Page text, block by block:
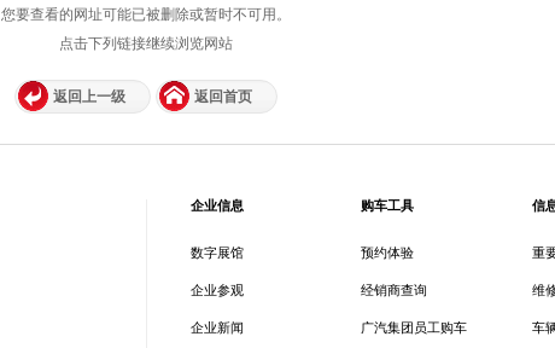
您要查看的网址可能已被删除或暂时不可用。
点击下列链接继续浏览网站
返回上一级 返回首页
企业信息
数字展馆
企业参观
企业新闻
购车工具
预约体验
经销商查询
广汽集团员工购车
信
重
维
车